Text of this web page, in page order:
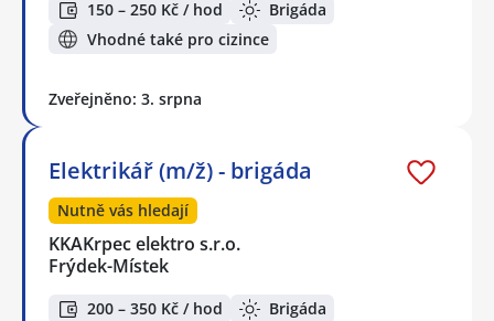
150 – 250 Kč / hod
Brigáda
Vhodné také pro cizince
Zveřejněno: 3. srpna
Elektrikář (m/ž) - brigáda
Nutně vás hledají
KKAKrpec elektro s.r.o.
Frýdek-Místek
200 – 350 Kč / hod
Brigáda